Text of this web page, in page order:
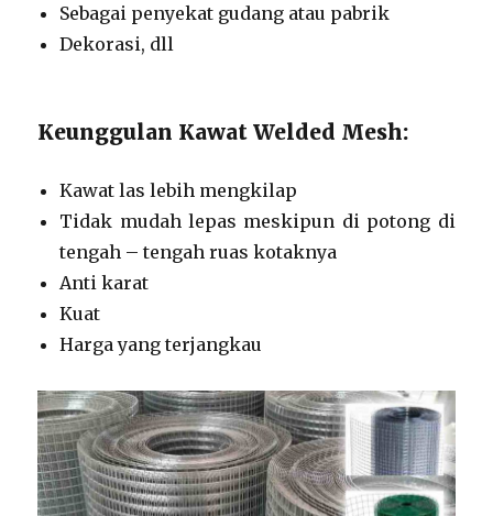
Sebagai penyekat gudang atau pabrik
Dekorasi, dll
Keunggulan Kawat Welded Mesh:
Kawat las lebih mengkilap
Tidak mudah lepas meskipun di potong di
tengah – tengah ruas kotaknya
Anti karat
Kuat
Harga yang terjangkau